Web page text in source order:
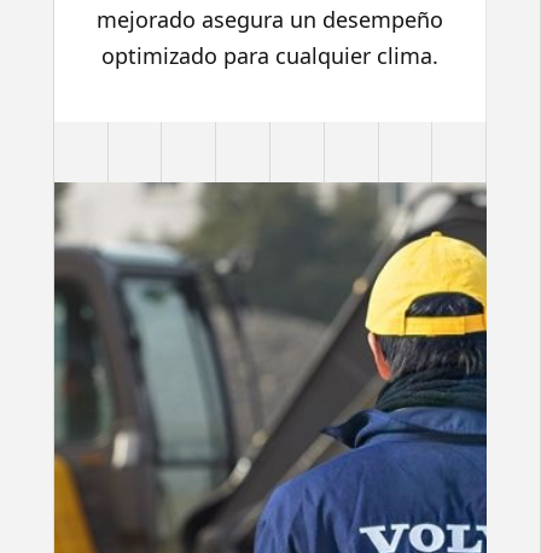
mejorado asegura un desempeño
optimizado para cualquier clima.